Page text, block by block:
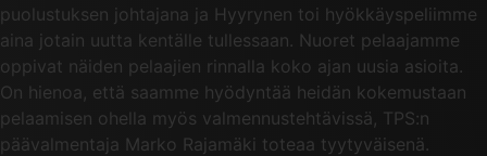
puolustuksen johtajana ja Hyyrynen toi hyökkäyspeliimme
aina jotain uutta kentälle tullessaan. Nuoret pelaajamme
oppivat näiden pelaajien rinnalla koko ajan uusia asioita.
On hienoa, että saamme hyödyntää heidän kokemustaan
pelaamisen ohella myös valmennustehtävissä, TPS:n
päävalmentaja Marko Rajamäki toteaa tyytyväisenä.